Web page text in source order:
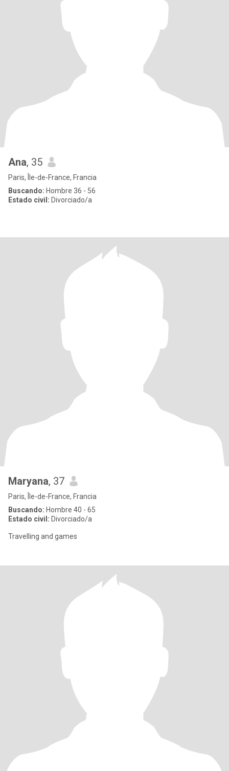
Ana, 35
Paris, Île-de-France, Francia
Buscando: Hombre 36 - 56
Estado civil: Divorciado/a
Maryana, 37
Paris, Île-de-France, Francia
Buscando: Hombre 40 - 65
Estado civil: Divorciado/a
Travelling and games